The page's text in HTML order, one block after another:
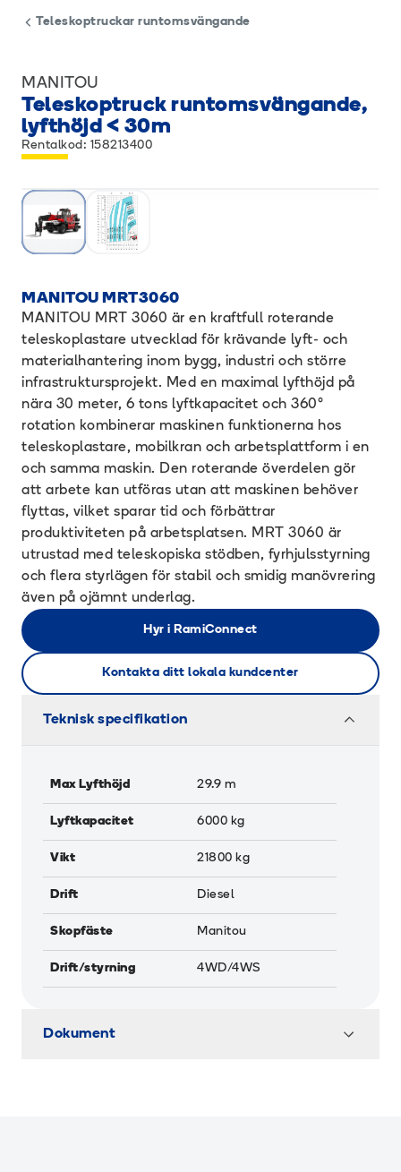
Teleskoptruckar runtomsvängande
MANITOU
Teleskoptruck runtomsvängande,
lyfthöjd < 30m
Rentalkod: 158213400
MANITOU MRT3060
MANITOU MRT 3060 är en kraftfull roterande
teleskoplastare utvecklad för krävande lyft- och
materialhantering inom bygg, industri och större
infrastruktursprojekt. Med en maximal lyfthöjd på
nära 30 meter, 6 tons lyftkapacitet och 360°
rotation kombinerar maskinen funktionerna hos
teleskoplastare, mobilkran och arbetsplattform i en
och samma maskin. Den roterande överdelen gör
att arbete kan utföras utan att maskinen behöver
flyttas, vilket sparar tid och förbättrar
produktiviteten på arbetsplatsen. MRT 3060 är
utrustad med teleskopiska stödben, fyrhjulsstyrning
och flera styrlägen för stabil och smidig manövrering
även på ojämnt underlag.
Hyr i RamiConnect
Kontakta ditt lokala kundcenter
Teknisk specifikation
Max Lyfthöjd 29.9 m
Lyftkapacitet 6000 kg
Vikt 21800 kg
Drift Diesel
Skopfäste Manitou
Drift/styrning 4WD/4WS
Dokument